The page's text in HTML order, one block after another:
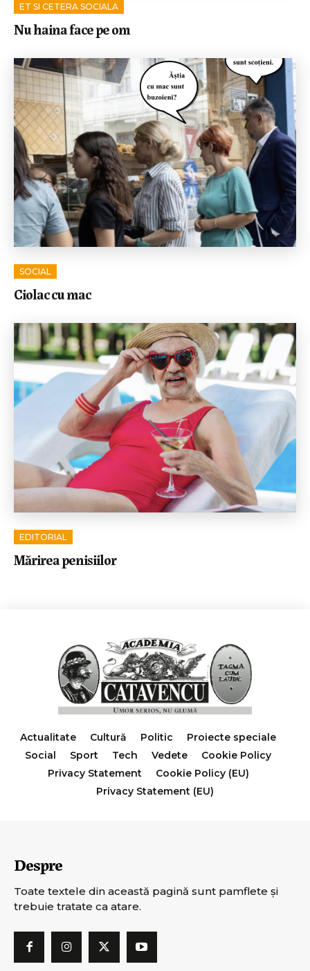
ET SI CETERA SOCIALA
Nu haina face pe om
SOCIAL
Ciolac cu mac
EDITORIAL
Mărirea penisiilor
Actualitate Cultură Politic
Proiecte speciale
Social
Sport Tech Vedete
Cookie Policy
Privacy Statement
Cookie Policy (EU)
Privacy Statement (EU)
Despre
Toate textele din această pagină sunt pamflete şi
trebuie tratate ca atare.